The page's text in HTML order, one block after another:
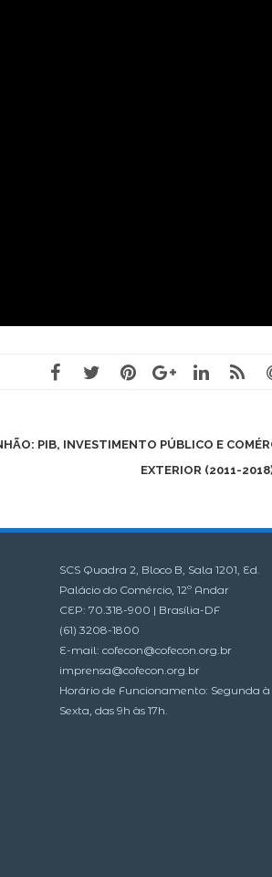
PIB, INVESTIMENTO PÚBLICO E
EXTERIOR (2011-
SCS Quadra 2, Bloco B, Sala 1201, Ed.
Palácio do Comércio, 12º Andar
CEP: 70.318-900 | Brasília-DF
(61) 3208-1800
E-mail: cofecon@cofecon.org.br
imprensa@cofecon.org.br
Horário de Funcionamento: Segunda à
Sexta, das 9h às 17h.